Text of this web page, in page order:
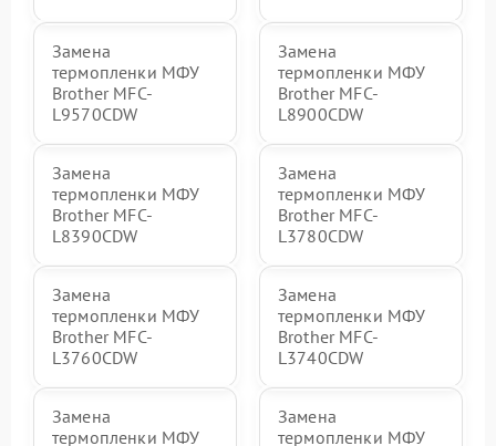
Замена
термопленки МФУ
Brother MFC-
L9570CDW
Замена
термопленки МФУ
Brother MFC-
L8900CDW
Замена
термопленки МФУ
Brother MFC-
L8390CDW
Замена
термопленки МФУ
Brother MFC-
L3780CDW
Замена
термопленки МФУ
Brother MFC-
L3760CDW
Замена
термопленки МФУ
Brother MFC-
L3740CDW
Замена
термопленки МФУ
Замена
термопленки МФУ